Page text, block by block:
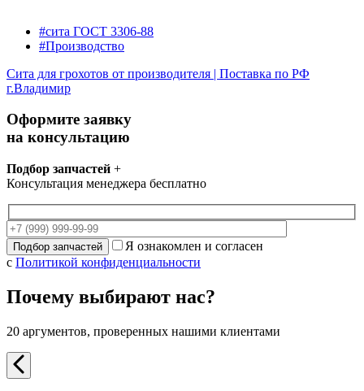
#сита ГОСТ 3306-88
#Производство
Сита для грохотов от производителя | Поставка по РФ
г.Владимир
Оформите заявку
на консультацию
Подбор запчастей +
Консультация менеджера бесплатно
Я ознакомлен и согласен
с Политикой конфиденциальности
Почему выбирают нас?
20 аргументов, проверенных нашими клиентами